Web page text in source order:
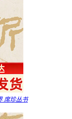
席珍丛书